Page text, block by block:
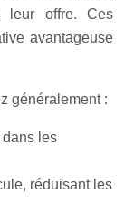
leur offre. Ces
avantageuse
généralement :
dans les
réduisant les